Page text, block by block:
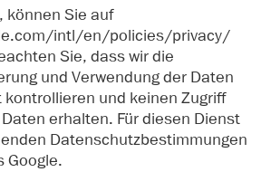
können Sie auf
intl/en/policies/privacy/
Sie, dass wir die
und Verwendung der Daten
kontrollieren und keinen Zugriff
erhalten. Für diesen Dienst
Datenschutzbestimmungen
Google.